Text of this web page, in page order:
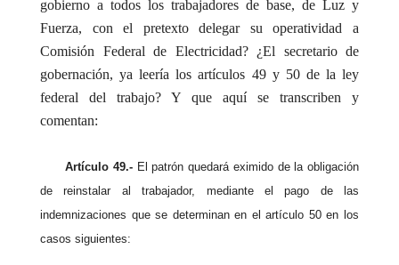
gobierno a todos los trabajadores de base, de Luz y
Fuerza, con el pretexto delegar su operatividad a
Comisión Federal de Electricidad? ¿El secretario de
gobernación, ya leería los artículos 49 y 50 de la ley
federal del trabajo? Y que aquí se transcriben y
comentan:
Artículo 49.- El patrón quedará eximido de la obligación
de reinstalar al trabajador, mediante el pago de las
indemnizaciones que se determinan en el artículo 50 en los
casos siguientes: